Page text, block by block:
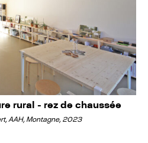
rural - rez de chaussée
AAH, Montagne, 2023